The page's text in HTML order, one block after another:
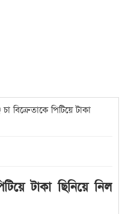
বিক্রেতাকে পিটিয়ে টাকা
টাকা ছিনিয়ে নিল